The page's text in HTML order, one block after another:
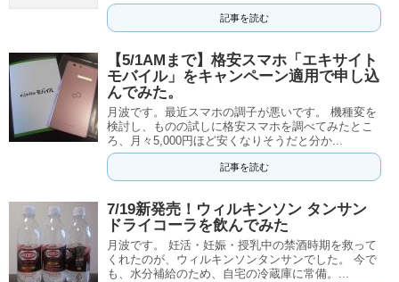
記事を読む
【5/1AMまで】格安スマホ「エキサイト
モバイル」をキャンペーン適用で申し込
んでみた。
月波です。最近スマホの調子が悪いです。 機種変を
検討し、ものの試しに格安スマホを調べてみたとこ
ろ、月々5,000円ほど安くなりそうだと分か...
記事を読む
7/19新発売！ウィルキンソン タンサン
ドライコーラを飲んでみた
月波です。 妊活・妊娠・授乳中の禁酒時期を救って
くれたのが、ウィルキンソンタンサンでした。 今で
も、水分補給のため、自宅の冷蔵庫に常備。...